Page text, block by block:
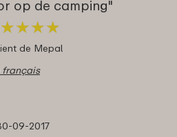
op de camping"
★★★★
★★★★
de Mepal
français
09-2017